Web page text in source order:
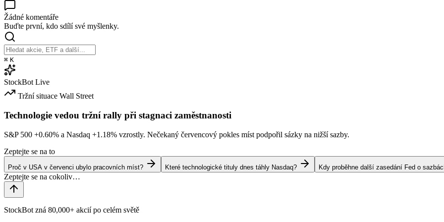
Žádné komentáře
Buďte první, kdo sdílí své myšlenky.
⌘ K
StockBot Live
Tržní situace Wall Street
Technologie vedou tržní rally při stagnaci zaměstnanosti
S&P 500 +0.60% a Nasdaq +1.18% vzrostly. Nečekaný červencový pokles míst podpořil sázky na nižší sazby.
Zeptejte se na to
Proč v USA v červenci ubylo pracovních míst? Které technologické tituly dnes táhly Nasdaq? Kdy proběhne další zasedání Fed o
StockBot zná 80,000+ akcií po celém světě